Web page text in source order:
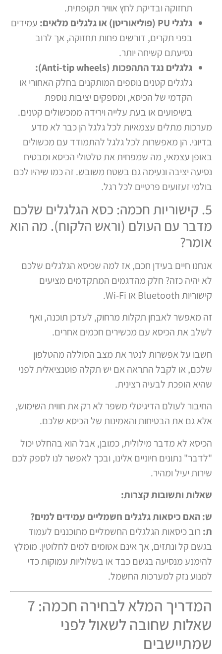
תחזוקה ובדיקת לחץ אוויר תקופתית.
גלגלי PU (פוליאוריטן) או גלגלים מלאים:
עמידים
בפני תקרים, דורשים פחות תחזוקה, אך לרוב
נסיעתם קשיחה יותר.
גלגלים נגד התהפכות (Anti-tip wheels):
גלגלים קטנים נוספים המותקנים בחלק האחורי או
הקדמי של הכיסא, ומספקים יציבות נוספת
בשיפועים או בעת עלייה וירידה ממכשולים קטנים.
מערכות מתלים עצמאיות לכל גלגל הן כבר לא מדע
בדיוני. הן מאפשרות לכל גלגל להתמודד עם מכשולים
באופן עצמאי, מה שמפחית את טלטולי הכיסא ומבטיח
נסיעה יציבה ונעימה גם בשטח משובש. זה כמו שיהיו לכם
בולמי זעזועים פרטיים לכל רגל.
5. קישוריות חכמה: כסא הגלגלים שלכם
מדבר עם העולם (וראש הלקוח). מה הוא
אומר?
אנחנו חיים בעידן חכם, אז למה שכיסא הגלגלים שלכם
לא יהיה כזה? חלק מהדגמים המתקדמים מציעים
קישוריות Bluetooth או Wi-Fi.
זה מאפשר לאבחן תקלות מרחוק, לעדכן תוכנה, ואף
לשלב את הכיסא עם מכשירים חכמים אחרים.
חשבו על אפשרות לנטר את מצב הסוללה מהטלפון
שלכם, או לקבל התראה אם יש תקלה פוטנציאלית לפני
שהיא הופכת לבעיה רצינית.
החיבור לעולם הדיגיטלי משפר לא רק את חווית השימוש,
אלא גם את הבטיחות והאמינות של הכיסא שלכם.
הכיסא לא מדבר מילולית, כמובן, אבל הוא בהחלט יכול
"לדבר" נתונים חיוניים אלינו, ובכך לאפשר לנו לספק לכם
שירות יעיל ומהיר.
שאלות ותשובות קצרות:
ש: האם כיסאות גלגלים חשמליים עמידים למים?
ת:רוב כיסאות הגלגלים החשמליים מתוכננים לעמוד
בגשם קל ונתזים, אך אינם אטומים למים לחלוטין. מומלץ
להימנע מנסיעה בגשם כבד או בשלוליות עמוקות כדי
למנוע נזק למערכות החשמל.
המדריך המלא לבחירה חכמה: 7
שאלות שחובה לשאול לפני
שמתיישבים